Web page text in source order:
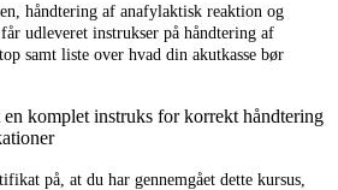
håndtering af anafylaktisk reaktion og
udleveret instrukser på håndtering af
samt liste over hvad din akutkasse bør
komplet instruks for korrekt håndtering
på, at du har gennemgået dette kursus,